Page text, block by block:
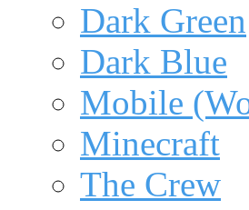
Dark Green
Dark Blue
Mobile
Minecraft
The Crew